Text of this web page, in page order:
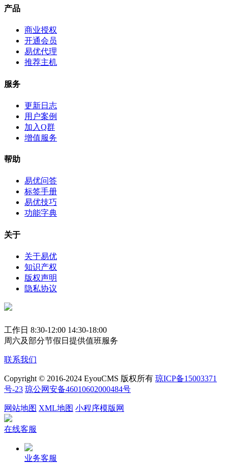
产品
商业授权
开通会员
易优代理
推荐主机
服务
更新日志
用户案例
加入Q群
增值服务
帮助
易优问答
标签手册
易优技巧
功能字典
关于
关于易优
知识产权
版权声明
隐私协议
工作日 8:30-12:00 14:30-18:00
周六及部分节假日提供值班服务
联系我们
Copyright © 2016-2024 EyouCMS 版权所有 琼ICP备15003371
号-23 琼公网安备46010602000484号
网站地图 XML地图 小程序模版网
在线客服
业务客服